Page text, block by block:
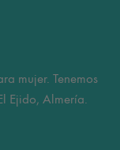
mujer. Tenemos
Ejido, Almería.